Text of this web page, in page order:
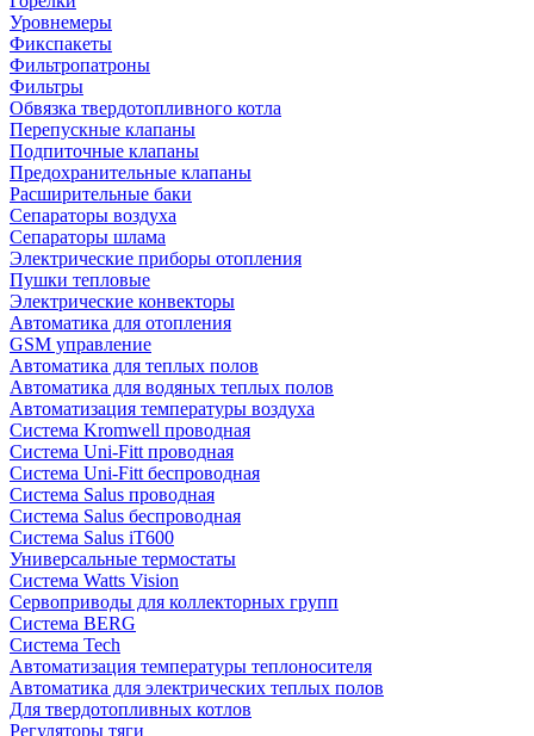
Уровнемеры
Фикспакеты
Фильтропатроны
Фильтры
Обвязка твердотопливного котла
Перепускные клапаны
Подпиточные клапаны
Предохранительные клапаны
Расширительные баки
Сепараторы воздуха
Сепараторы шлама
Электрические приборы отопления
Пушки тепловые
Электрические конвекторы
Автоматика для отопления
GSM управление
Автоматика для теплых полов
Автоматика для водяных теплых полов
Автоматизация температуры воздуха
Система Kromwell проводная
Система Uni-Fitt проводная
Система Uni-Fitt беспроводная
Система Salus проводная
Система Salus беспроводная
Система Salus iT600
Универсальные термостаты
Система Watts Vision
Сервоприводы для коллекторных групп
Система BERG
Система Tech
Автоматизация температуры теплоносителя
Автоматика для электрических теплых полов
Для твердотопливных котлов
Регуляторы тяги